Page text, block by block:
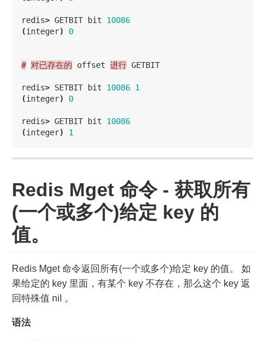
redis> GETBIT bit
10086
(integer) 0
# 对已存在的 offset 进行 GETBIT
redis> SETBIT bit 10086 1
(integer) 0
redis> GETBIT bit
10086
(integer) 1
Redis Mget 命令 - 获取所有
(一个或多个)给定 key 的
值。
Redis Mget 命令返回所有(一个或多个)给定 key 的值。 如
果给定的 key 里面，有某个 key 不存在，那么这个 key 返
回特殊值 nil 。
语法